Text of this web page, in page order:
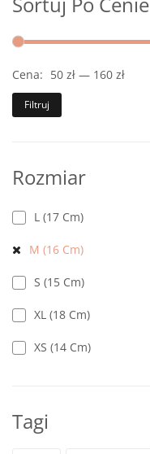
Filtruj
Cena: 50 zł — 160 zł
Rozmiar
L (17 Cm)
M (16 Cm)
S (15 Cm)
XL (18 Cm)
XS (14 Cm)
Tagi